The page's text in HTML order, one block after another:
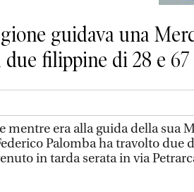
guidava una
filippine di 28 e
mentre era alla guida della sua
Palomba ha travolto due
in tarda serata in via